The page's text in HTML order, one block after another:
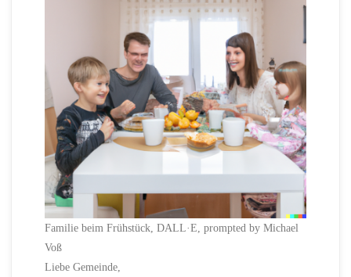
Familie beim Frühstück, DALL·E, prompted by Michael
Voß
Liebe Gemeinde,